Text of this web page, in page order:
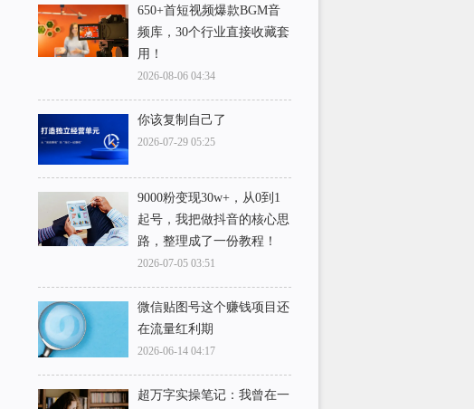
650+首短视频爆款BGM音
频库，30个行业直接收藏套
用！
2026-08-06 04:34
你该复制自己了
2026-07-29 05:25
9000粉变现30w+，从0到1
起号，我把做抖音的核心思
路，整理成了一份教程！
2026-07-05 03:51
微信贴图号这个赚钱项目还
在流量红利期
2026-06-14 04:17
超万字实操笔记：我曾在一